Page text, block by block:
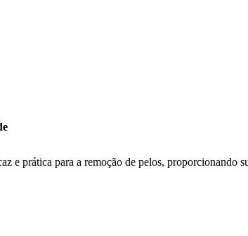
e prática para a remoção de pelos,